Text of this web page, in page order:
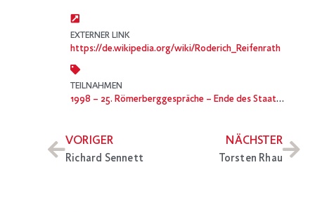
EXTERNER LINK
https://de.wikipedia.org/wiki/Roderich_Reifenrath
TEILNAHMEN
1998 – 25. Römerberggespräche – Ende des Staates – Anfang der Bürgergesellschaft? Die Zukunft der sozialen Demokratie
VORIGER
Richard Sennett
NÄCHSTER
Torsten Rhau